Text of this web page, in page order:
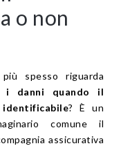
o non
spesso riguarda
i danni quando il
? È un
comune il
assicurativa